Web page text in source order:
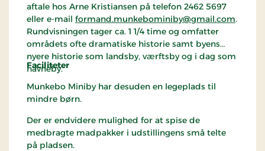
aftale hos Arne Kristiansen på telefon 2462 5697
eller e-mail formand.munkebominiby@gmail.com.
Rundvisningen tager ca. 1 1/4 time og omfatter
områdets ofte dramatiske historie samt byens
nyere historie som landsby, værftsby og i dag som
havneby.
Faciliteter
Munkebo Miniby har desuden en legeplads til
mindre børn.
Der er endvidere mulighed for at spise de
medbragte madpakker i udstillingens små telte
på pladsen.